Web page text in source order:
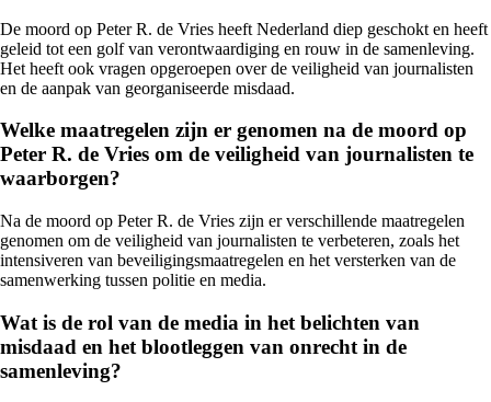
De moord op Peter R. de Vries heeft Nederland diep geschokt en heeft
geleid tot een golf van verontwaardiging en rouw in de samenleving.
Het heeft ook vragen opgeroepen over de veiligheid van journalisten
en de aanpak van georganiseerde misdaad.
Welke maatregelen zijn er genomen na de moord op
Peter R. de Vries om de veiligheid van journalisten te
waarborgen?
Na de moord op Peter R. de Vries zijn er verschillende maatregelen
genomen om de veiligheid van journalisten te verbeteren, zoals het
intensiveren van beveiligingsmaatregelen en het versterken van de
samenwerking tussen politie en media.
Wat is de rol van de media in het belichten van
misdaad en het blootleggen van onrecht in de
samenleving?